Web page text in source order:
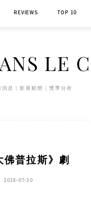
REVIEWS TOP 10
LE
消息｜影展動態｜獎季分析
普拉斯》劇
2018-07-30